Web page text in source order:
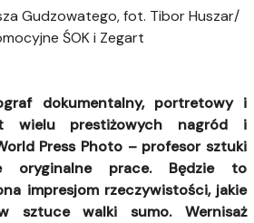
Gudzowatego, fot. Tibor Huszar/
ŚOK i Zegart
dokumentalny, portretowy i
wielu prestiżowych nagród i
Press Photo – profesor sztuki
oryginalne prace. Będzie to
impresjom rzeczywistości, jakie
sztuce walki sumo. Wernisaż